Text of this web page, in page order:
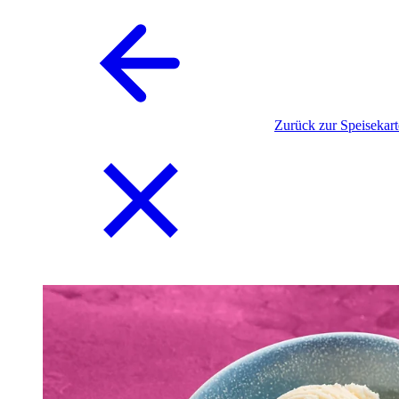
Zurück zur